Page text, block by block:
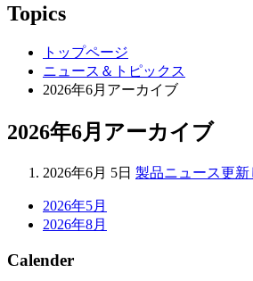
Topics
トップページ
ニュース＆トピックス
2026年6月アーカイブ
2026年6月アーカイブ
2026年6月 5日 製品ニュース更新
2026年5月
2026年8月
Calender